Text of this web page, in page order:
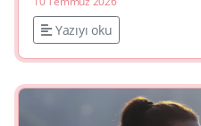
tut...
Yazıyı oku